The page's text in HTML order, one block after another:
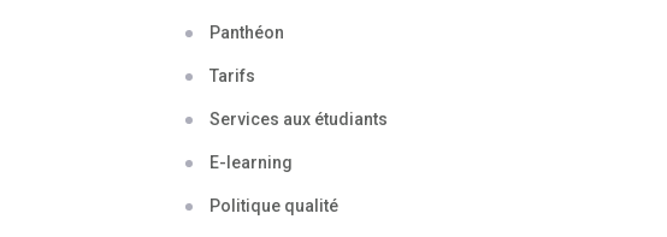
Panthéon
Tarifs
Services aux étudiants
E-learning
Politique qualité